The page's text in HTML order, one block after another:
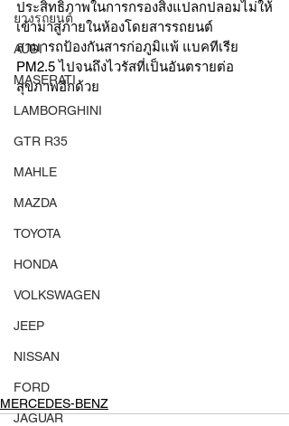
ยางรถยนต์
AUDI
MASERATI
LAMBORGHINI
GTR R35
MAHLE
MAZDA
TOYOTA
HONDA
VOLKSWAGEN
JEEP
NISSAN
FORD
JAGUAR
ประสิทธิภาพในการกรองสิ่งแปลกปลอมไม่ให้
เข้ามาสู่ภายในห้องโดยสารรถยนต์
สามารถป้องกันสารก่อภูมิแพ้ แบคทีเรีย
PM2.5 ไปจนถึงไวรัสที่เป็นอันตรายต่อ
สุขภาพอีกด้วย
MERCEDES-BENZ